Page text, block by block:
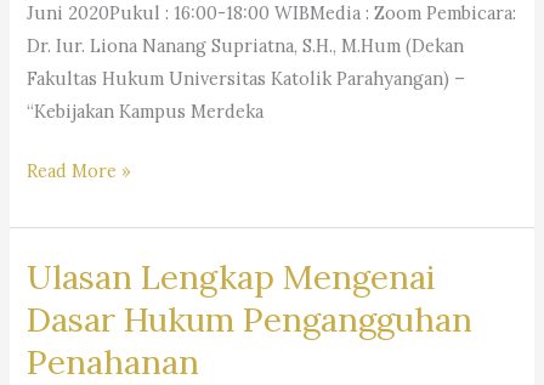
Juni 2020Pukul : 16:00-18:00 WIBMedia : Zoom Pembicara:
Dr. Iur. Liona Nanang Supriatna, S.H., M.Hum (Dekan
Fakultas Hukum Universitas Katolik Parahyangan) –
“Kebijakan Kampus Merdeka
Kabar
Ayo
Ikuti
Perhimpunan
Alumni
Read More »
Ulasan Lengkap Mengenai
Dasar Hukum Pengangguhan
Penahanan